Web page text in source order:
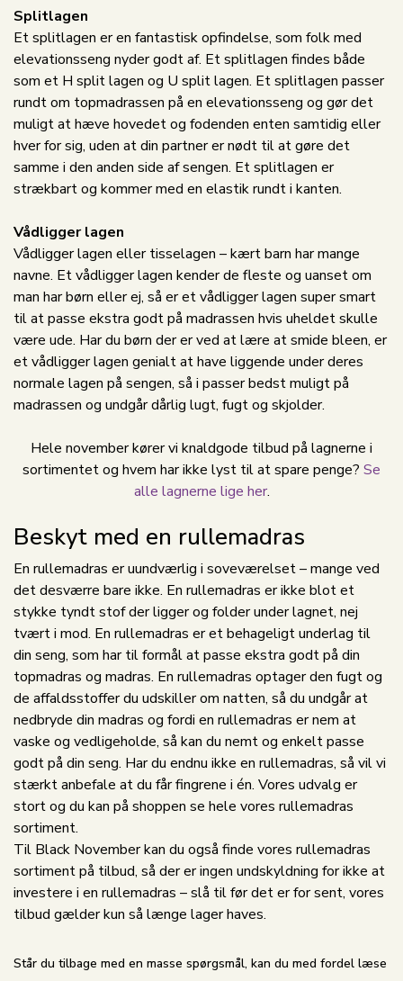
Splitlagen
Et splitlagen er en fantastisk opfindelse, som folk med
elevationsseng nyder godt af. Et splitlagen findes både
som et H split lagen og U split lagen. Et splitlagen passer
rundt om topmadrassen på en elevationsseng og gør det
muligt at hæve hovedet og fodenden enten samtidig eller
hver for sig, uden at din partner er nødt til at gøre det
samme i den anden side af sengen. Et splitlagen er
strækbart og kommer med en elastik rundt i kanten.
Vådligger lagen
Vådligger lagen eller tisselagen – kært barn har mange
navne. Et vådligger lagen kender de fleste og uanset om
man har børn eller ej, så er et vådligger lagen super smart
til at passe ekstra godt på madrassen hvis uheldet skulle
være ude. Har du børn der er ved at lære at smide bleen, er
et vådligger lagen genialt at have liggende under deres
normale lagen på sengen, så i passer bedst muligt på
madrassen og undgår dårlig lugt, fugt og skjolder.
Hele november kører vi knaldgode tilbud på lagnerne i
sortimentet og hvem har ikke lyst til at spare penge? Se
alle lagnerne lige her.
Beskyt med en rullemadras
En rullemadras er uundværlig i soveværelset – mange ved
det desværre bare ikke. En rullemadras er ikke blot et
stykke tyndt stof der ligger og folder under lagnet, nej
tvært i mod. En rullemadras er et behageligt underlag til
din seng, som har til formål at passe ekstra godt på din
topmadras og madras. En rullemadras optager den fugt og
de affaldsstoffer du udskiller om natten, så du undgår at
nedbryde din madras og fordi en rullemadras er nem at
vaske og vedligeholde, så kan du nemt og enkelt passe
godt på din seng. Har du endnu ikke en rullemadras, så vil vi
stærkt anbefale at du får fingrene i én. Vores udvalg er
stort og du kan på shoppen se hele vores rullemadras
sortiment.
Til Black November kan du også finde vores rullemadras
sortiment på tilbud, så der er ingen undskyldning for ikke at
investere i en rullemadras – slå til før det er for sent, vores
tilbud gælder kun så længe lager haves.
Står du tilbage med en masse spørgsmål, kan du med fordel læse